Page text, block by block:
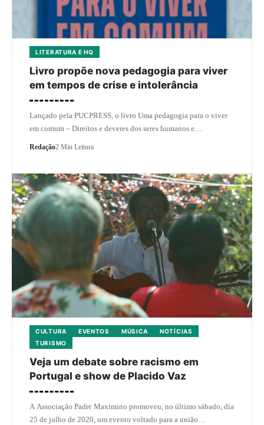
LITERATURA E HQ
Livro propõe nova pedagogia para viver
em tempos de crise e intolerância
Lançado pela PUCPRESS, o livro Uma pedagogia para o viver
em comum – Direitos e deveres dos seres humanos e…
Redação2 Min Leitura
CULTURA EVENTOS MÚSICA
NOTÍCIAS
TURISMO
Veja um debate sobre racismo em
Portugal e show de Placido Vaz
A Associação Padre Maximino promoveu, no último sábado, dia
25 de julho de 2020, um evento voltado para a união…